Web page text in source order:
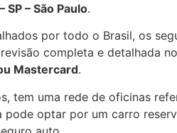
SP – São Paulo.
por todo o Brasil, os
completa e detalhada
Mastercard.
tem uma rede de oficinas
optar por um carro